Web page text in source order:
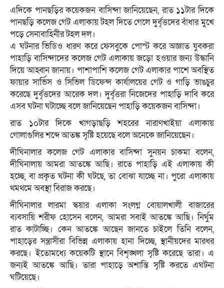
এদিকে পানছড়ির কয়েকজন বাসিন্দা জানিয়েছেন, রাত ১১টার দিকে
পানছড়ি কলেজ গেট এলাকায় টহল দিতে গেলে দুর্বৃত্তদের বাঁধার মুখে
পড়ে সেনাবাহিনীর টহল দল।
এ ঘটনার ভিডিও ধারণ করে ফেসবুকে পোস্ট করে অজ্ঞাত যুবকরা
পাহাড়ি বাসিন্দাদের কলেজ গেট এলাকায় জড়ো হওয়ার জন্য উস্কানি
দিয়ে আহ্বান জানায়। পাশাপাশি কলেজ গেট এলাকার পাশে অবস্থিত
ফায়ার সার্ভিস ও সিভিল ডিফেন্স কার্যালয়ের গেট ও গাড়ি ভাঙচুর
করেছে দুর্বৃত্তদের আরেক দল। দুর্বৃত্তরা নিজেদের পাহাড়ি দাবি করে
এসব ঘটনা ঘটাচ্ছে বলে জানিয়েছেন পাহাড়ি কয়েকজন বাসিন্দা।
রাত ১০টার দিকে খাগড়াছড়ি শহরের নারাণখাইয়া এলাকায়
গোলাগুলির শব্দে আতঙ্ক সৃষ্টি হয়েছে বলে অনেকে জানিয়েছেন।
দীঘিনালার কলেজ গেট এলাকার বাসিন্দা সুনয়ন চাকমা বলেন,
দীঘিনালায় আমরা আতঙ্কে আছি। রাতে পাহাড়ি এই এলাকায় কী
হচ্ছে, বা প্রকৃত ঘটনা কী ঘটছে, তা বোঝা যাচ্ছে না। পুরো এলাকায়
থমথমে অবস্থা বিরাজ করছে।
দীঘিনালার লারমা স্কয়ার এলাকা সংলগ্ন বোয়ালখালী বাজারের
ব্যবসায়ি শরীফ হোসেন বলেন, আমরা সবাই আতঙ্কে আছি। নির্ঘুম
রাত কাটাচ্ছি। কেন আতঙ্কে আছেন জানতে চাইলে তিনি বলেন,
পাহাড়ের সন্ত্রাসীরা বিভিন্ন এলাকায় হানা দিচ্ছে, স্থানীয়দের মারধর
করছে। ইতোমধ্যে কয়েকটি স্থানে বিশৃঙ্খলা সৃষ্টি করেছে তারা। এ
জন্যই আতঙ্কে আছি। তারা পাহাড়ে অশান্তি সৃষ্টি করতে এঘটনা
ঘটিয়েছে।